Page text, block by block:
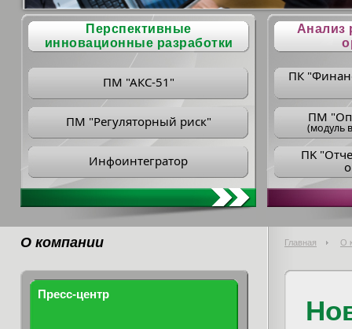
Перспективные
инновационные разработки
ПМ "АКС-51"
ПМ "Регуляторный риск"
Инфоинтегратор
Анализ
ПК
ПM
(модуль
ПK
О компании Главная О
Пресс-центр